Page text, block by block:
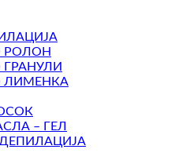
РОЛОН
ЛИМЕНКА
– ГЕЛ